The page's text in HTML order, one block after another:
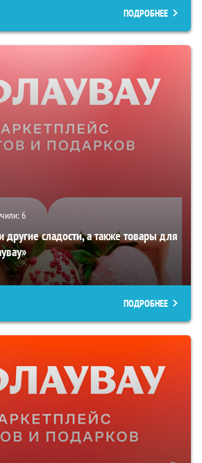
ПОДРОБНЕЕ
6
сладости, а также товары для
ПОДРОБНЕЕ